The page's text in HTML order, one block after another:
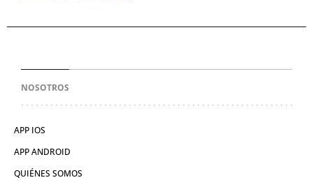
NOSOTROS
APP IOS
APP ANDROID
QUIÉNES SOMOS